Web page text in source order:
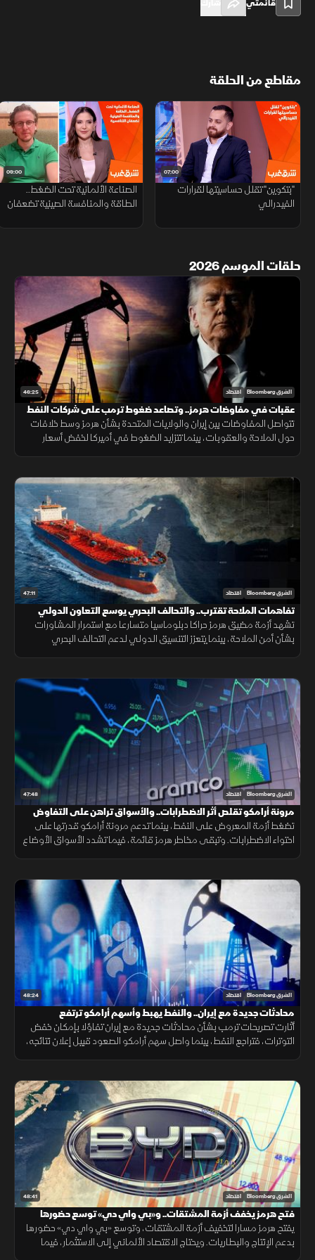
قائمتي
مقاطع من الحلقة
07:00
"بتكوين" تقلل حساسيتها لقرارات
الفيدرالي
09:00
الصناعة الألمانية تحت الضغط..
الطاقة والمنافسة الصينية تضعفان
حلقات الموسم 2026
46:25 الشرق Bloomberg اقتصاد
عقبات في مفاوضات هرمز.. وتصاعد ضغوط ترمب على شركات النفط
تتواصل المفاوضات بين إيران والولايات المتحدة بشأن هرمز وسط خلافات
حول الملاحة والعقوبات، بينما تتزايد الضغوط في أميركا لخفض أسعار
47:11 الشرق Bloomberg اقتصاد
تفاهمات الملاحة تقترب.. والتحالف البحري يوسع التعاون الدولي
تشهد أزمة مضيق هرمز حراكا دبلوماسيا متسارعا مع استمرار المشاورات
بشأن أمن الملاحة، بينما يتعزز التنسيق الدولي لدعم التحالف البحري
47:48 الشرق Bloomberg اقتصاد
مرونة أرامكو تقلص أثر الاضطرابات.. والأسواق تراهن على التفاوض
تضغط أزمة المعروض على النفط، بينما تدعم مرونة أرامكو قدرتها على
احتواء الاضطرابات. وتبقى مخاطر هرمز قائمة، فيما تشدد الأسواق الأوضاع
48:24 الشرق Bloomberg اقتصاد
محادثات جديدة مع إيران.. والنفط يهبط وأسهم أرامكو ترتفع
أثارت تصريحات ترمب بشأن محادثات جديدة مع إيران تفاؤلا بإمكان خفض
التوترات، فتراجع النفط، بينما واصل سهم أرامكو الصعود قبيل إعلان نتائجه،
48:41 الشرق Bloomberg اقتصاد
فتح هرمز يخفف أزمة المشتقات.. و«بي واي دي» توسع حضورها
يفتح هرمز مسارا لتخفيف أزمة المشتقات، وتوسع «بي واي دي» حضورها
بدعم الإنتاج والبطاريات. ويحتاج الاقتصاد الألماني إلى الاستثمار، فيما